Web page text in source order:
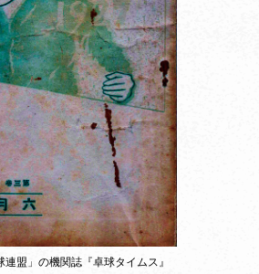
連盟」の機関誌『卓球タイムス』